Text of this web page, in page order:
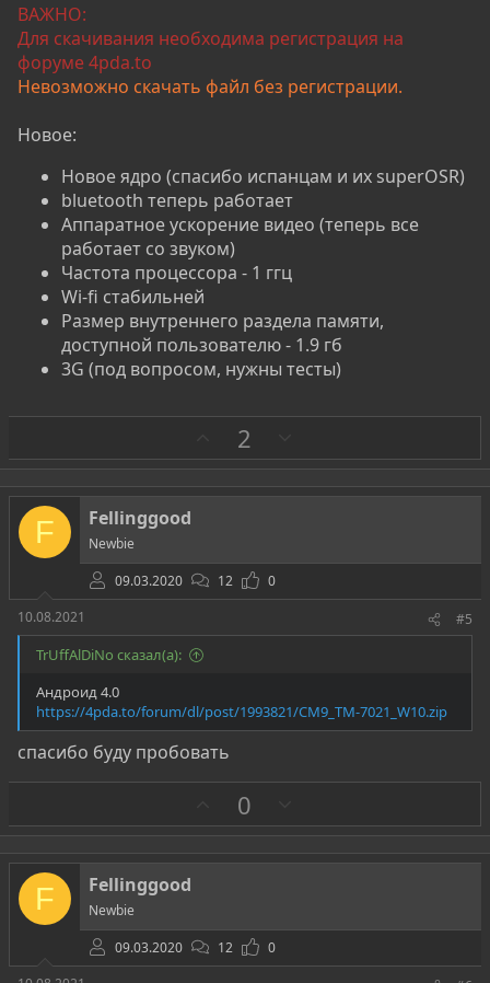
ВАЖНО:
Для скачивания необходима регистрация на
форуме 4pda.to
Невозможно скачать файл без регистрации.
Новое:
Новое ядро (спасибо испанцам и их superOSR)
bluеtooth теперь работает
Аппаратное ускорение видео (теперь все
работает со звуком)
Частота процессора - 1 ггц
Wi-fi стабильней
Размер внутреннего раздела памяти,
доступной пользователю - 1.9 гб
3G (под вопросом, нужны тесты)
а
2
р
о
в
F Fellinggood
Newbie
09.03.2020
12
0
10.08.2021
#5
TrUffAlDiNo сказал(а):
Андроид 4.0
https://4pda.to/forum/dl/post/1993821/CM9_TM-7021_W10.zip
спасибо буду пробовать
а
0
р
о
в
F Fellinggood
Newbie
09.03.2020
12
0